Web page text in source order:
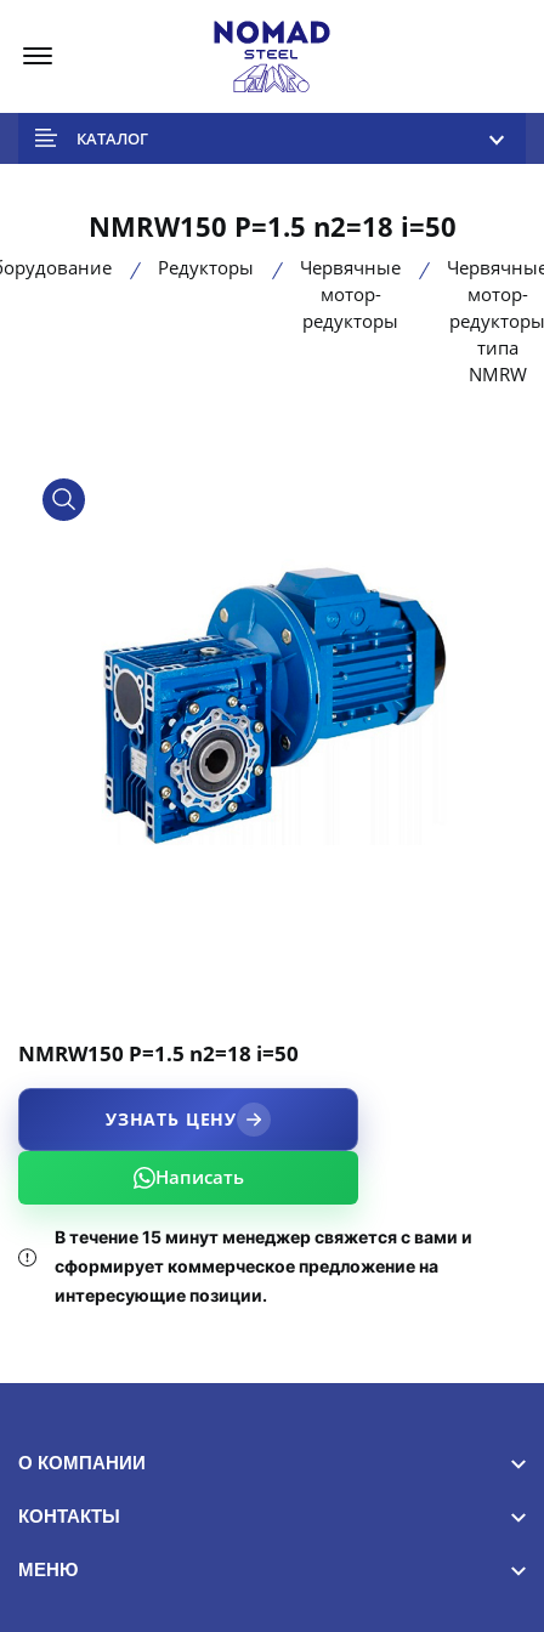
КАТАЛОГ
NMRW150 P=1.5 n2=18 i=50
Редукторы
Червячные
мотор-
редукторы
мотор-
редукторы
типа
NMRW
product view
NMRW150 P=1.5 n2=18 i=50
УЗНАТЬ ЦЕНУ
Написать
В течение 15 минут менеджер свяжется с вами и
сформирует коммерческое предложение на
интересующие позиции.
О КОМПАНИИ
КОНТАКТЫ
МЕНЮ